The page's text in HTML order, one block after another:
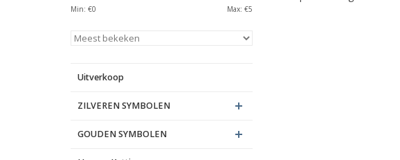
Min: €0 Max: €5
Uitverkoop
ZILVEREN SYMBOLEN
GOUDEN SYMBOLEN